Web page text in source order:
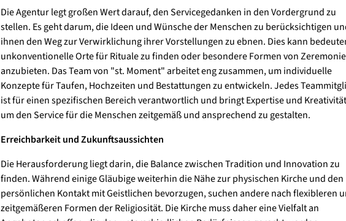
Die Agentur legt großen Wert darauf, den Servicegedanken in den Vordergrund zu
stellen. Es geht darum, die Ideen und Wünsche der Menschen zu berücksichtigen
ihnen den Weg zur Verwirklichung ihrer Vorstellungen zu ebnen. Dies kann
unkonventionelle Orte für Rituale zu finden oder besondere Formen von
anzubieten. Das Team von "st. Moment" arbeitet eng zusammen, um individuelle
Konzepte für Taufen, Hochzeiten und Bestattungen zu entwickeln. Jedes
ist für einen spezifischen Bereich verantwortlich und bringt Expertise und
um den Service für die Menschen zeitgemäß und ansprechend zu gestalten.
Erreichbarkeit und Zukunftsaussichten
Die Herausforderung liegt darin, die Balance zwischen Tradition und Innovation zu
finden. Während einige Gläubige weiterhin die Nähe zur physischen Kirche und den
persönlichen Kontakt mit Geistlichen bevorzugen, suchen andere nach flexibleren
zeitgemäßeren Formen der Religiosität. Die Kirche muss daher eine Vielfalt an